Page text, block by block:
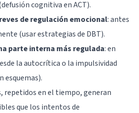
cognitiva en ACT).
de regulación emocional: antes
(usar estrategias de DBT).
parte interna más regulada: en
la autocrítica o la impulsividad
esquemas).
repetidos en el tiempo, generan
que los intentos de